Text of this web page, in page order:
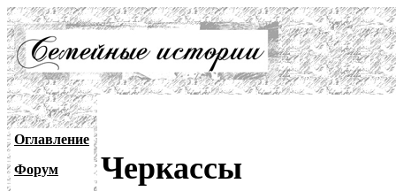
Оглавление
Форум
Черкассы